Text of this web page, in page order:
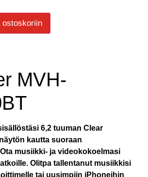
ostoskoriin
MVH-
6,2 tuuman Clear
kautta suoraan
musiikki- ja videokokoelmasi
Olitpa tallentanut musiikkisi
tai uusimpiin iPhoneihin